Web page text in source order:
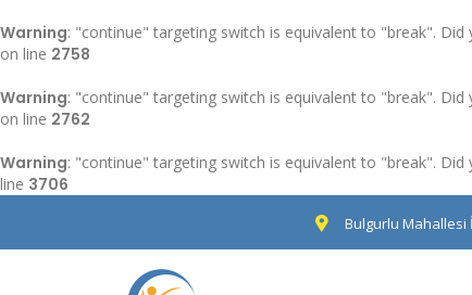
Warning: "continue" targeting switch is equivalent to "break".
on line 2758
Warning: "continue" targeting switch is equivalent to "break".
on line 2762
Warning: "continue" targeting switch is equivalent to "break".
line 3706
Bulgurlu Mahallesi